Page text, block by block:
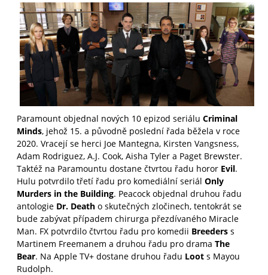
Paramount objednal nových 10 epizod seriálu Criminal
Minds, jehož 15. a původně poslední řada běžela v roce
2020. Vracejí se herci Joe Mantegna, Kirsten Vangsness,
Adam Rodriguez, A.J. Cook, Aisha Tyler a Paget Brewster.
Taktéž na Paramountu dostane čtvrtou řadu horor Evil.
Hulu potvrdilo třetí řadu pro komediální seriál Only
Murders in the Building. Peacock objednal druhou řadu
antologie Dr. Death o skutečných zločinech, tentokrát se
bude zabývat případem chirurga přezdívaného Miracle
Man. FX potvrdilo čtvrtou řadu pro komedii Breeders s
Martinem Freemanem a druhou řadu pro drama The
Bear. Na Apple TV+ dostane druhou řadu Loot s Mayou
Rudolph.